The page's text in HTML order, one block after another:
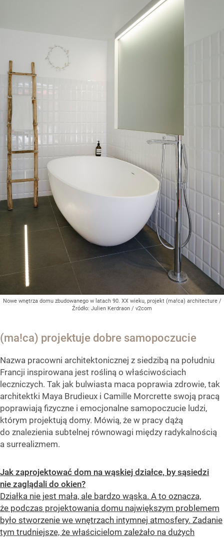
Nowe wnętrza domu zbudowanego w latach 90. XX wieku, projekt (ma!ca) architecture /
Źródło: Julien Kerdraon / v2com
(ma!ca) projektuje dobre samopoczucie
Nazwa pracowni architektonicznej z siedzibą na południu
Francji inspirowana jest rośliną o właściwościach
leczniczych. Tak jak bulwiasta maca poprawia zdrowie, tak
architektki Maya Brudieux i Camille Morcrette swoją pracą
poprawiają fizyczne i emocjonalne samopoczucie ludzi,
którym projektują domy. Mówią, że w pracy dążą
do znalezienia subtelnej równowagi między radykalnością
a surrealizmem.
Jak zaprojektować dom na wąskiej działce, by sąsiedzi
nie zaglądali do okien?
Działka nie jest mała, ale bardzo wąska. A to oznacza,
że podczas projektowania domu największym problemem
było stworzenie we wnętrzach intymnej atmosfery. Zadanie
tym trudniejsze, że właścicielom zależało na dużych